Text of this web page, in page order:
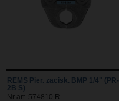
REMS Pier. zacisk. BMP 1/4" (PR-
2B S)
Nr art. 574810 R